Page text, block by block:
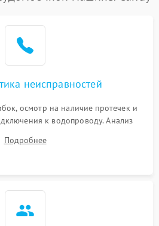
неисправностей
осмотр на наличие протечек и
к водопроводу. Анализ
слива, нагрева, вращения
срабатывание системы защиты
Подробнее